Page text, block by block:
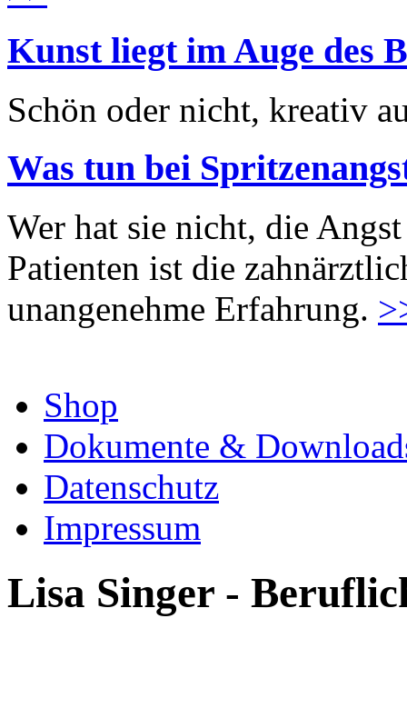
Kunst liegt im Auge des
Schön oder nicht, kreativ
Was tun bei
Wer hat sie nicht, die
Patienten ist die
unangenehme Erfahrung.
Shop
Dokumente &
Datenschutz
Impressum
Lisa Singer -